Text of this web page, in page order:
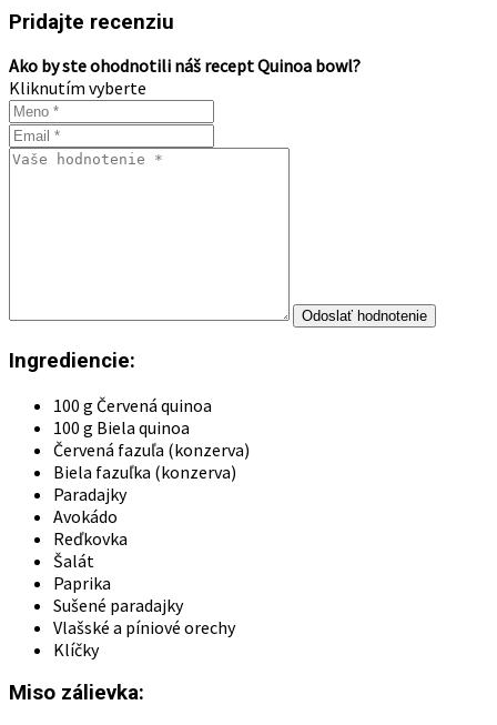
Pridajte recenziu
Ako by ste ohodnotili náš recept Quinoa bowl?
Kliknutím vyberte
Ingrediencie:
100 g Červená quinoa
100 g Biela quinoa
Červená fazuľa (konzerva)
Biela fazuľka (konzerva)
Paradajky
Avokádo
Reďkovka
Šalát
Paprika
Sušené paradajky
Vlašské a píniové orechy
Klíčky
Miso zálievka: